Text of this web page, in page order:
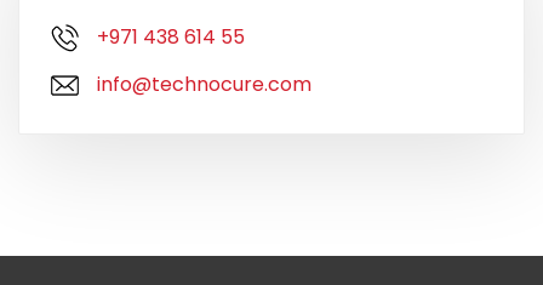
+971 438 614 55
info@technocure.com